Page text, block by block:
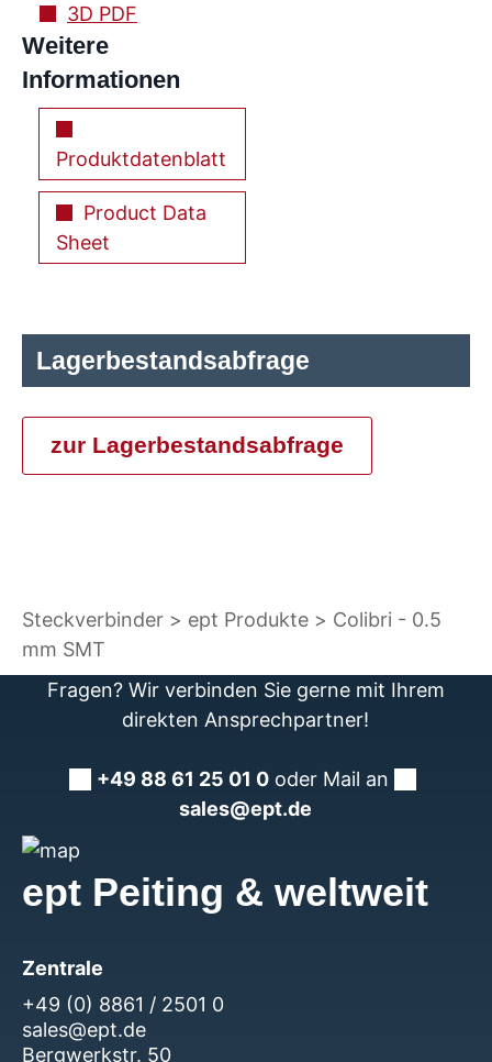
3D PDF
Weitere
Informationen
Produktdatenblatt
Product Data
Sheet
Lagerbestandsabfrage
zur Lagerbestandsabfrage
Steckverbinder ept Produkte
Colibri - 0.5
mm SMT
Fragen? Wir verbinden Sie gerne mit Ihrem
direkten Ansprechpartner!
+49 88 61 25 01 0 oder Mail an
sales@ept.de
ept Peiting & weltweit
Zentrale
+49 (0) 8861 / 2501 0
sales@ept.de
Bergwerkstr. 50